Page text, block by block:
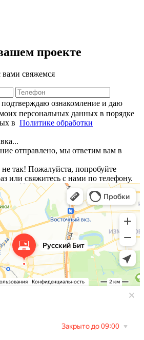
проекте
свяжемся
ознакомление и даю
персональных данных в порядке
в Политике обработки
отправлено, мы ответим вам в
так! Пожалуйста, попробуйте
или свяжитесь с нами по телефону.